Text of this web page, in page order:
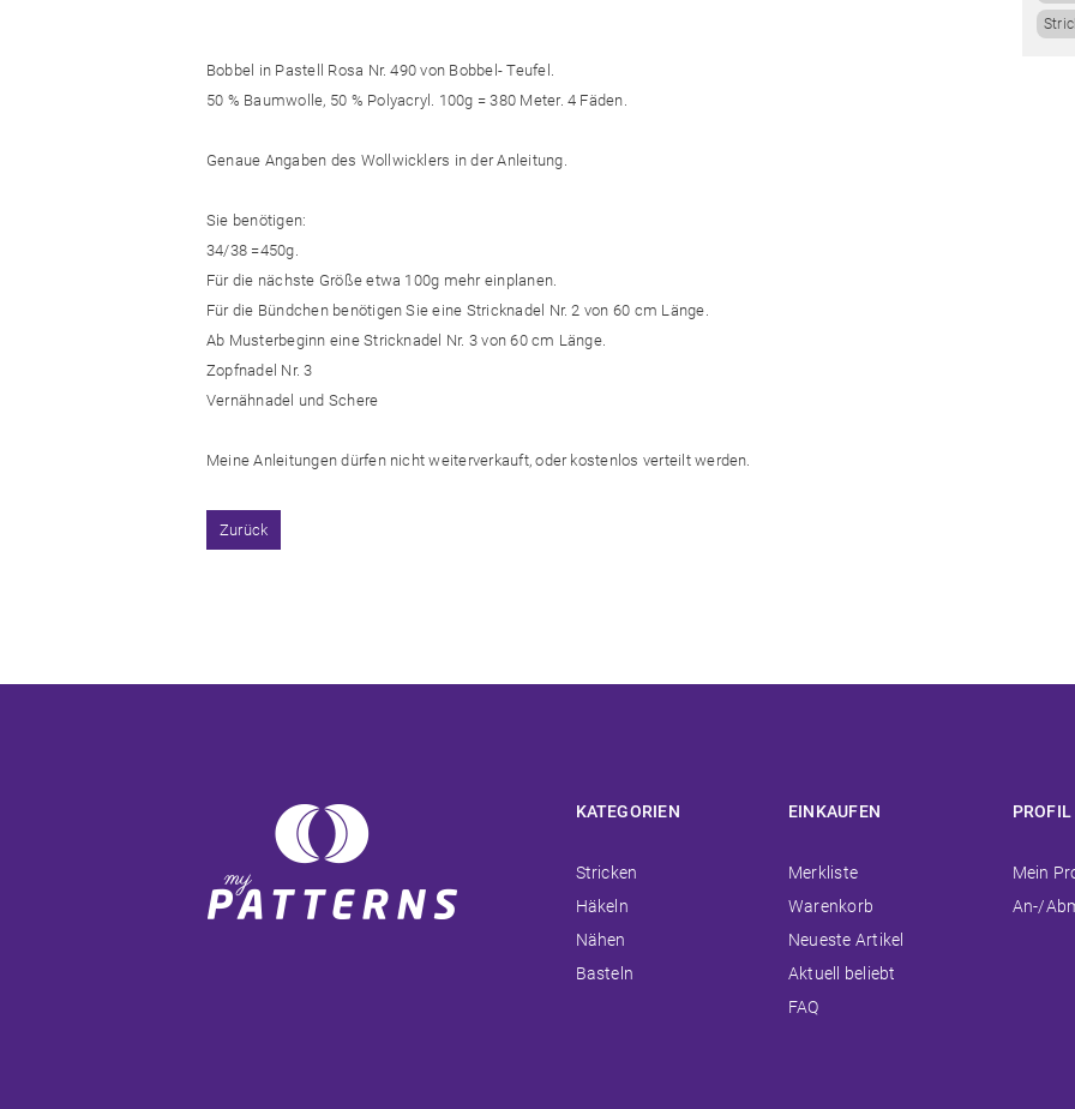
Bobbel in Pastell Rosa Nr. 490 von Bobbel- Teufel.
50 % Baumwolle, 50 % Polyacryl. 100g = 380 Meter. 4 Fäden.
Genaue Angaben des Wollwicklers in der Anleitung.
Sie benötigen:
34/38 =450g.
Für die nächste Größe etwa 100g mehr einplanen.
Für die Bündchen benötigen Sie eine Stricknadel Nr. 2 von 60 cm Länge.
Ab Musterbeginn eine Stricknadel Nr. 3 von 60 cm Länge.
Zopfnadel Nr. 3
Vernähnadel und Schere
Meine Anleitungen dürfen nicht weiterverkauft, oder kostenlos verteilt werden.
Zurück
KATEGORIEN
Navigation
überspringen
Stricken
Häkeln
Nähen
Basteln
EINKAUFEN
Navigation
überspringen
Merkliste
Warenkorb
Neueste Artikel
Aktuell beliebt
FAQ
PROFIL
Mein
An-/